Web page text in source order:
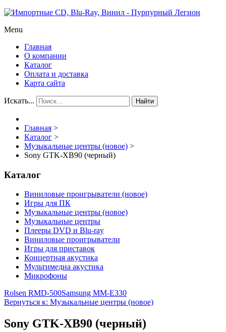
Menu
Главная
О компании
Каталог
Оплата и доставка
Карта сайта
Искать... Найти
Главная >
Каталог >
Музыкальные центры (новое) >
Sony GTK-XB90 (черный)
Каталог
Виниловые проигрыватели (новое)
Игры для ПК
Музыкальные центры (новое)
Музыкальные центры
Плееры DVD и Blu-ray
Виниловые проигрыватели
Игры для приставок
Концертная акустика
Мультимедиа акустика
Микрофоны
Rolsen RMD-500Samsung MM-E330
Вернуться к: Музыкальные центры (новое)
Sony GTK-XB90 (черный)